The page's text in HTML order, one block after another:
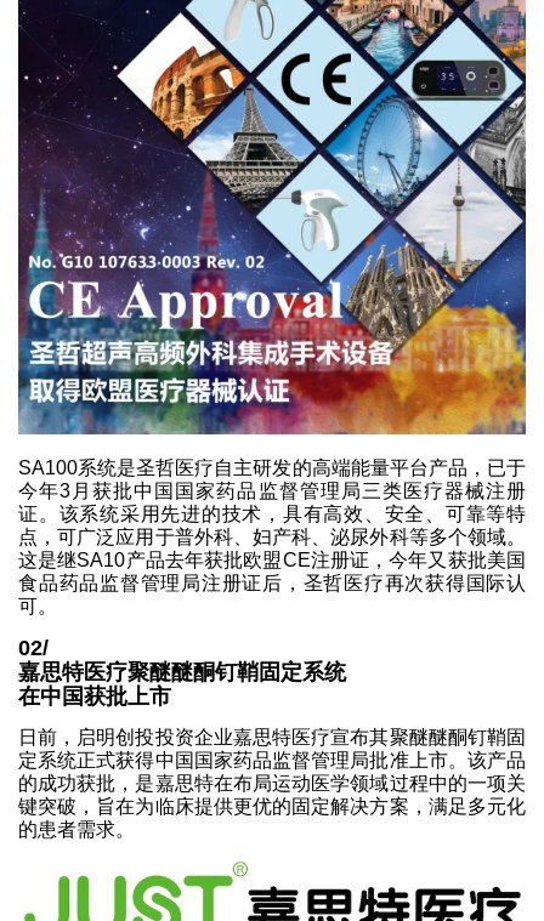
SA100系统是圣哲医疗自主研发的高端能量平台产品，已于
今年3月获批中国国家药品监督管理局三类医疗器械注册
证。该系统采用先进的技术，具有高效、安全、可靠等特
点，可广泛应用于普外科、妇产科、泌尿外科等多个领域。
这是继SA10产品去年获批欧盟CE注册证，今年又获批美国
食品药品监督管理局注册证后，圣哲医疗再次获得国际认
可。
02/
嘉思特医疗聚醚醚酮钉鞘固定系统
在中国获批上市
日前，启明创投投资企业嘉思特医疗宣布其聚醚醚酮钉鞘固
定系统正式获得中国国家药品监督管理局批准上市。该产品
的成功获批，是嘉思特在布局运动医学领域过程中的一项关
键突破，旨在为临床提供更优的固定解决方案，满足多元化
的患者需求。